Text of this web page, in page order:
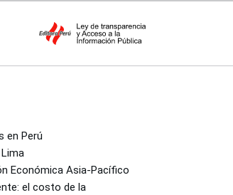
en Perú
Económica Asia-Pacífico
el costo de la